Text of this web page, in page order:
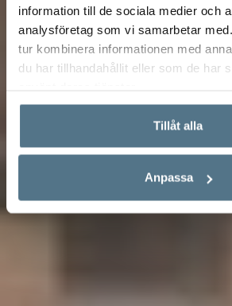
information till de sociala medier och
analysföretag som vi samarbetar
tur kombinera informationen med
du har tillhandahållit eller som de har
Tillåt alla
Anpassa